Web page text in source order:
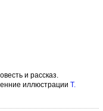
и рассказ.
иллюстрации Т.